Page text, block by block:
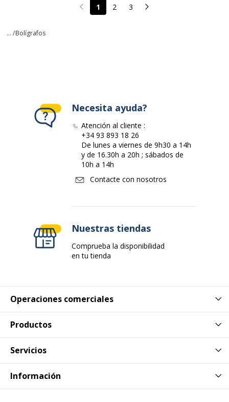
Page précédente
1 2 3 Page suivante
... /Bolígrafos
Operaciones comerciales
Productos
Servicios
Información
Necesita ayuda?
Atención al cliente :
+34 93 893 18 26
De lunes a viernes de 9h30 a 14h
y de 16.30h a 20h ; sábados de
10h a 14h
Contacte con nosotros
Nuestras tiendas
Comprueba la disponibilidad
en tu tienda